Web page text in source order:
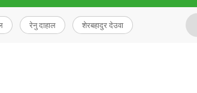
रेनु दाहाल शेरबहादुर देउवा